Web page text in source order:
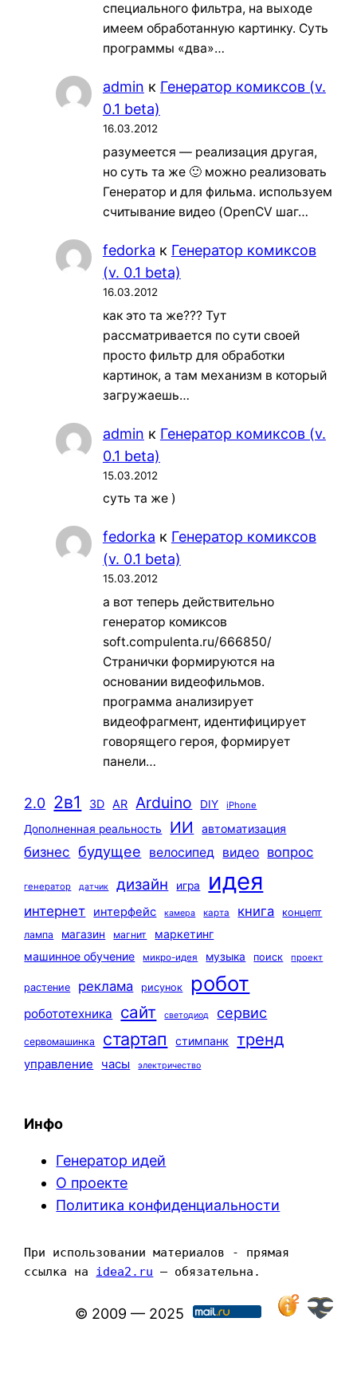
специального фильтра, на выходе
имеем обработанную картинку. Суть
программы «два»…
admin к Генератор комиксов (v.
0.1 beta)
16.03.2012
разумеется — реализация другая,
но суть та же 🙂 можно реализовать
Генератор и для фильма. используем
считывание видео (OpenCV шаг…
fedorka к Генератор комиксов
(v. 0.1 beta)
16.03.2012
как это та же??? Тут
рассматривается по сути своей
просто фильтр для обработки
картинок, а там механизм в который
загружаешь…
admin к Генератор комиксов (v.
0.1 beta)
15.03.2012
суть та же )
fedorka к Генератор комиксов
(v. 0.1 beta)
15.03.2012
а вот теперь действительно
генератор комиксов
soft.compulenta.ru/666850/
Странички формируются на
основании видеофильмов.
программа анализирует
видеофрагмент, идентифицирует
говорящего героя, формирует
панели…
2.0 2в1 3D AR Arduino DIY iPhone
Дополненная реальность ИИ автоматизация
бизнес будущее велосипед видео вопрос
генератор датчик дизайн игра идея
интернет интерфейс камера карта книга
концепт
лампа
магазин магнит
маркетинг
машинное обучение
микро-идея музыка поиск проект
растение реклама рисунок робот
робототехника сайт светодиод сервис
сервомашинка стартап стимпанк тренд
управление часы электричество
Инфо
Генератор идей
О проекте
Политика конфиденциальности
При использовании материалов - прямая
ссылка на idea2.ru — обязательна.
© 2009 — 2025